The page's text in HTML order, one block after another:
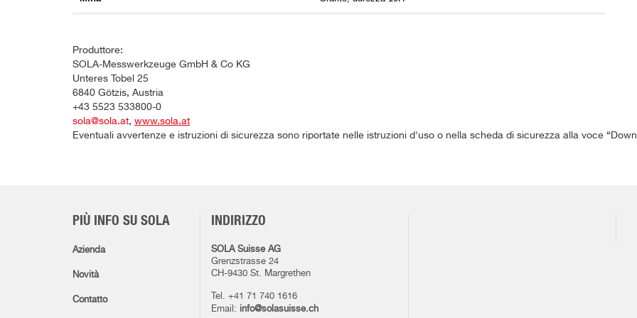
Produttore:
SOLA-Messwerkzeuge GmbH & Co KG
Unteres Tobel 25
6840 Götzis, Austria
+43 5523 533800-0
sola@sola.at, www.sola.at
Eventuali avvertenze e istruzioni di sicurezza sono riportate nelle istruzioni d'uso o nella scheda di sicurezza alla voce
PIÙ INFO SU SOLA
Azienda
Novità
Contatto
INDIRIZZO
SOLA Suisse AG
Grenzstrasse 24
CH-9430 St. Margrethen
Tel. +41 71 740 1616
Email: info@solasuisse.ch